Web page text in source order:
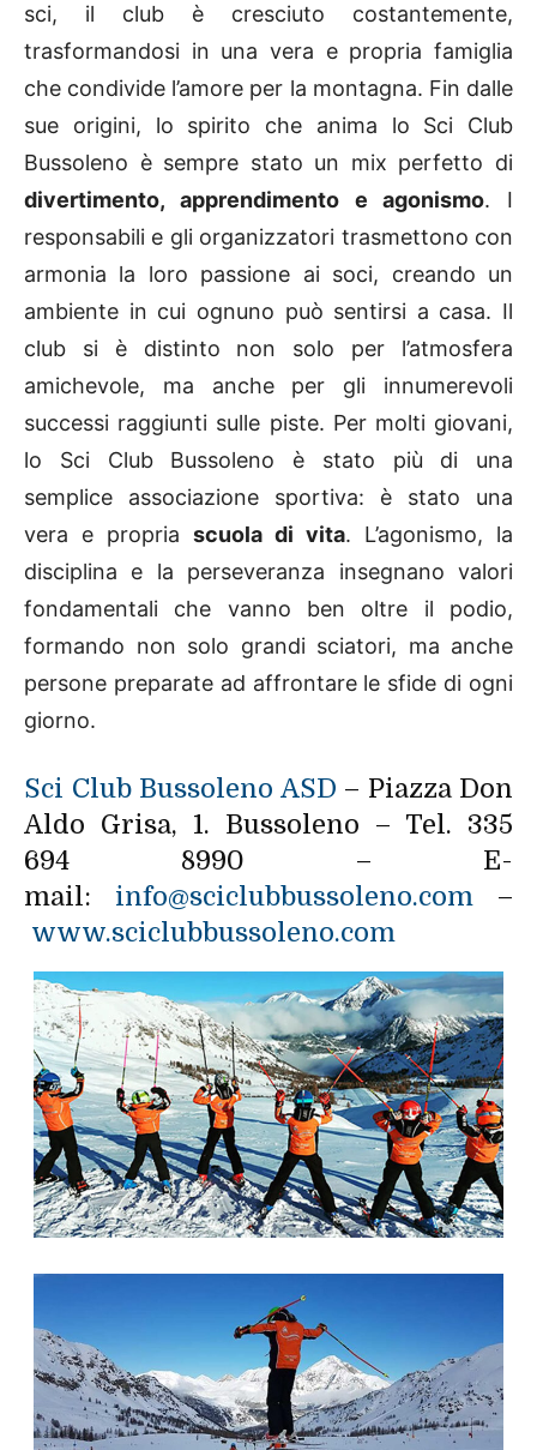
sci, il club è cresciuto costantemente,
trasformandosi in una vera e propria famiglia
che condivide l’amore per la montagna. Fin dalle
sue origini, lo spirito che anima lo Sci Club
Bussoleno è sempre stato un mix perfetto di
divertimento, apprendimento e agonismo. I
responsabili e gli organizzatori trasmettono con
armonia la loro passione ai soci, creando un
ambiente in cui ognuno può sentirsi a casa. Il
club si è distinto non solo per l’atmosfera
amichevole, ma anche per gli innumerevoli
successi raggiunti sulle piste. Per molti giovani,
lo Sci Club Bussoleno è stato più di una
semplice associazione sportiva: è stato una
vera e propria scuola di vita. L’agonismo, la
disciplina e la perseveranza insegnano valori
fondamentali che vanno ben oltre il podio,
formando non solo grandi sciatori, ma anche
persone preparate ad affrontare le sfide di ogni
giorno.
Sci Club Bussoleno ASD – Piazza Don
Aldo Grisa, 1. Bussoleno – Tel. 335
694 8990 – E-
mail: info@sciclubbussoleno.com –
www.sciclubbussoleno.com